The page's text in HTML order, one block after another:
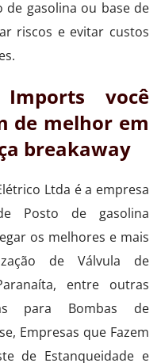
de gasolina ou base de
riscos e evitar custos
você
de melhor em
breakaway
Ltda é a empresa
Posto de gasolina
os melhores e mais
de Válvula de
entre outras
para Bombas de
Empresas que Fazem
de Estanqueidade e